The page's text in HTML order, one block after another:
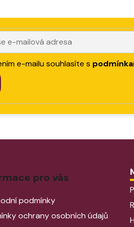
e-mailu souhlasíte s
pro vás
podmínky
ochrany osobních údajů